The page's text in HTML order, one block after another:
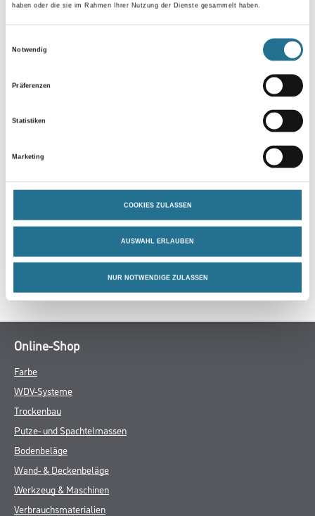
haben oder die sie im Rahmen Ihrer Nutzung der Dienste gesammelt haben.
Notwendig
Präferenzen
Statistiken
Marketing
COOKIES ZULASSEN
AUSWAHL ERLAUBEN
NUR NOTWENDIGE ZULASSEN
GEFAHRENHINWEISE
Online-Shop
Farbe
WDV-Systeme
Trockenbau
Putze- und Spachtelmassen
Bodenbeläge
Wand- & Deckenbeläge
Werkzeug & Maschinen
Verbrauchsmaterialien